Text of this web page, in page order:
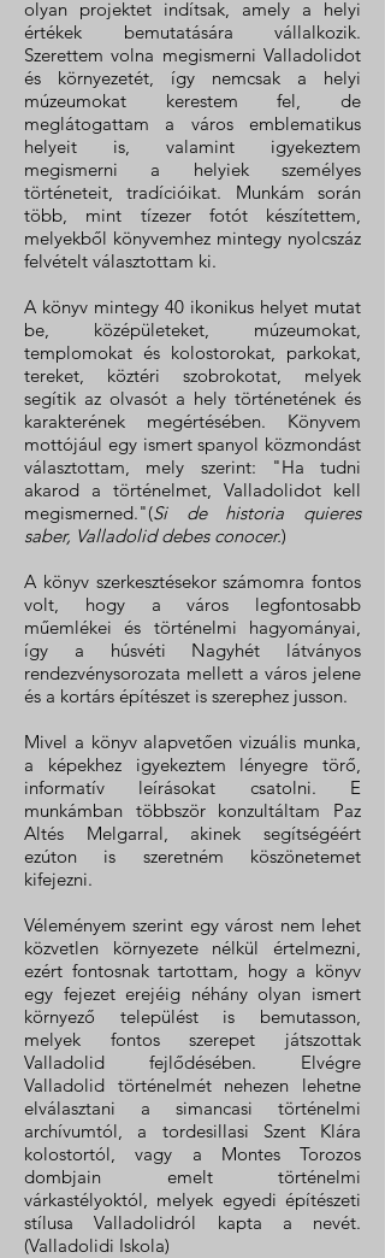
olyan projektet indítsak, amely a helyi
értékek bemutatására vállalkozik.
Szerettem volna megismerni Valladolidot
és környezetét, így nemcsak a helyi
múzeumokat kerestem fel, de
meglátogattam a város emblematikus
helyeit is, valamint igyekeztem
megismerni a helyiek személyes
történeteit, tradícióikat. Munkám során
több, mint tízezer fotót készítettem,
melyekből könyvemhez mintegy nyolcszáz
felvételt választottam ki.
A könyv mintegy 40 ikonikus helyet mutat
be, középületeket, múzeumokat,
templomokat és kolostorokat, parkokat,
tereket, köztéri szobrokotat, melyek
segítik az olvasót a hely történetének és
karakterének megértésében. Könyvem
mottójául egy ismert spanyol közmondást
választottam, mely szerint: "Ha tudni
akarod a történelmet, Valladolidot kell
megismerned."(Si de historia quieres
saber, Valladolid debes conocer.)
A könyv szerkesztésekor számomra fontos
volt, hogy a város legfontosabb
műemlékei és történelmi hagyományai,
így a húsvéti Nagyhét látványos
rendezvénysorozata mellett a város jelene
és a kortárs építészet is szerephez jusson.
Mivel a könyv alapvetően vizuális munka,
a képekhez igyekeztem lényegre törő,
informatív leírásokat csatolni. E
munkámban többször konzultáltam Paz
Altés Melgarral, akinek segítségéért
ezúton is szeretném köszönetemet
kifejezni.
Véleményem szerint egy várost nem lehet
közvetlen környezete nélkül értelmezni,
ezért fontosnak tartottam, hogy a könyv
egy fejezet erejéig néhány olyan ismert
környező települést is bemutasson,
melyek fontos szerepet játszottak
Valladolid fejlődésében. Elvégre
Valladolid történelmét nehezen lehetne
elválasztani a simancasi történelmi
archívumtól, a tordesillasi Szent Klára
kolostortól, vagy a Montes Torozos
dombjain emelt történelmi
várkastélyoktól, melyek egyedi építészeti
stílusa Valladolidról kapta a nevét.
(Valladolidi Iskola)